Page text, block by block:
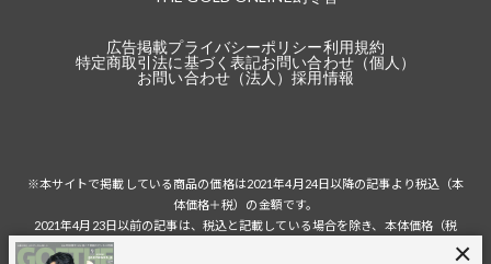
広告掲載プライバシーポリシー利用規約
特定商取引法に基づく表記お問い合わせ（個人）
お問い合わせ（法人）採用情報
※本サイトで掲載している商品の価格は2021年4月24日以降の記事より税込（本
体価格＋税）の金額です。
2021年4月23日以前の記事は、税込と記載している場合を除き、本体価格（税